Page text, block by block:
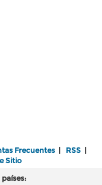
Frecuentes | RSS |
Sitio